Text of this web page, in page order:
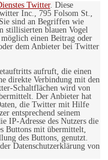
Twitter. Diese
Inc., 795 Folsom St.,
sind an Begriffen wie
stillisierten blauen Vogel
einen Beitrag oder
dem Anbieter bei Twitter
aufruft, die einen
direkte Verbindung mit den
Schaltflächen wird von
Der Anbieter hat
die Twitter mit Hilfe
entsprechend seinem
IP-Adresse des Nutzers die
Buttons mit übermittelt,
des Buttons, genutzt.
Datenschutzerklärung von